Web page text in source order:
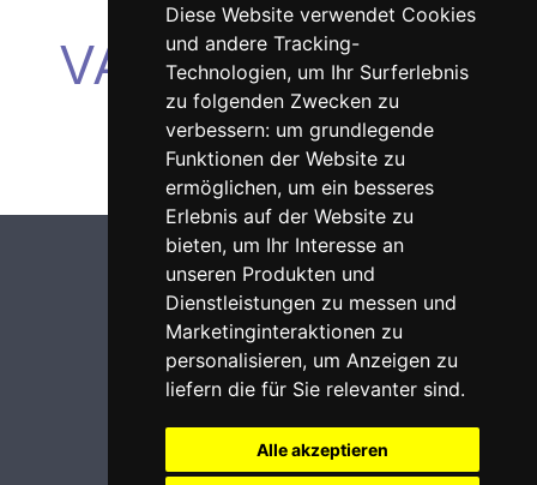
Diese Website verwendet Cookies
und andere Tracking-
Technologien, um Ihr Surferlebnis
zu folgenden Zwecken zu
verbessern: um grundlegende
Funktionen der Website zu
ermöglichen, um ein besseres
Erlebnis auf der Website zu
bieten, um Ihr Interesse an
unseren Produkten und
Dienstleistungen zu messen und
Marketinginteraktionen zu
personalisieren, um Anzeigen zu
liefern die für Sie relevanter sind.
Alle akzeptieren
VATERLIEBE